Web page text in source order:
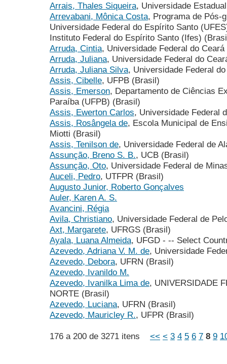
Arrais, Thales Siqueira, Universidade
Arrevabani, Mônica Costa, Programa de Pós-
Universidade Federal do Espírito Santo
Instituto Federal do Espírito Santo (Ifes)
Arruda, Cintia, Universidade Federal do
Arruda, Juliana, Universidade Federal do
Arruda, Juliana Silva, Universidade Federal
Assis, Cibelle, UFPB (Brasil)
Assis, Emerson, Departamento de Ciências
Paraíba (UFPB) (Brasil)
Assis, Ewerton Carlos, Universidade Federal
Assis, Rosângela de, Escola Municipal de
Miotti (Brasil)
Assis, Tenilson de, Universidade Federal de
Assunção, Breno S. B., UCB (Brasil)
Assunção, Oto, Universidade Federal de
Auceli, Pedro, UTFPR (Brasil)
Augusto Junior, Roberto Gonçalves
Auler, Karen A. S.
Avancini, Régia
Avila, Christiano, Universidade Federal de
Axt, Margarete, UFRGS (Brasil)
Ayala, Luana Almeida, UFGD - -- Select
Azevedo, Adriana V. M. de, Universidade
Azevedo, Debora, UFRN (Brasil)
Azevedo, Ivanildo M.
Azevedo, Ivanilka Lima de, UNIVERSIDADE
NORTE (Brasil)
Azevedo, Luciana, UFRN (Brasil)
Azevedo, Mauricley R., UFPR (Brasil)
176 a 200 de 3271 itens << < 3 4 5 6 7 8 9